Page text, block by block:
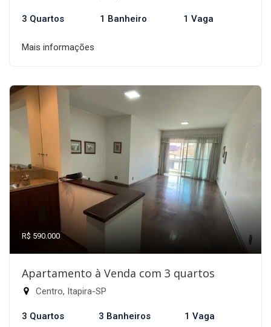
3 Quartos 1 Banheiro 1 Vaga
Mais informações
R$ 590.000
Apartamento à Venda com 3 quartos
Centro, Itapira-SP
3 Quartos 3 Banheiros 1 Vaga